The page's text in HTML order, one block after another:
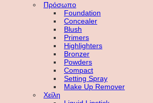
Πρόσωπο
Foundation
Concealer
Blush
Primers
Highlighters
Bronzer
Powders
Compact
Setting Spray
Make Up Remover
Χείλη